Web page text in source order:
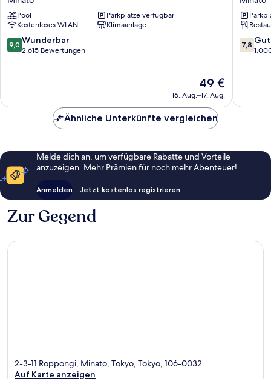
&
Resort
Roppongi
Ekihigashi
Minato
Pool
Parkplätze verfügbar
Kostenloses WLAN
Klimaanlage
9.0
von
9,0 Wunderbar
2.615 Bewertungen
Der
Preis
beträgt
49 €
49 €
16. Aug.–17. Aug.
Minato
7.8
von
7,8 Gut
Ähnliche Unterkünfte vergleichen
Melde dich an, um verfügbare Rabatte und Vorteile
anzuzeigen. Mehr Prämien für noch mehr Abenteuer!
Anmelden Jetzt kostenlos registrieren
Zur Gegend
2-3-11 Roppongi, Minato, Tokyo, Tokyo, 106-0032
Auf Karte anzeigen